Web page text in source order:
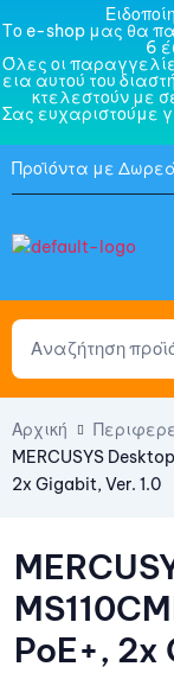
Το e-shop μας θα
6
Όλες οι
εια αυτού του
κτελεστούν με
Σας ευχαριστούμε
Προϊόντα με
Αρχική
MERCUSYS
2x Gigabit, Ver. 1.0
PoE+, 2x